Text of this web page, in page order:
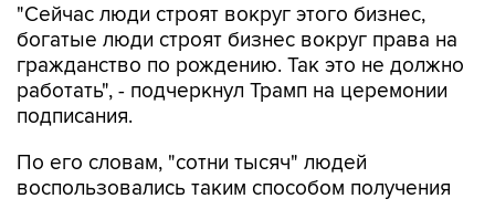
"Сейчас люди строят вокруг этого бизнес,
богатые люди строят бизнес вокруг права на
гражданство по рождению. Так это не должно
работать", - подчеркнул Трамп на церемонии
подписания.
По его словам, "сотни тысяч" людей
воспользовались таким способом получения